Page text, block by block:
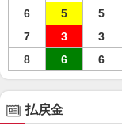
6
5 5
7
3 3
8
6 6
払戻金